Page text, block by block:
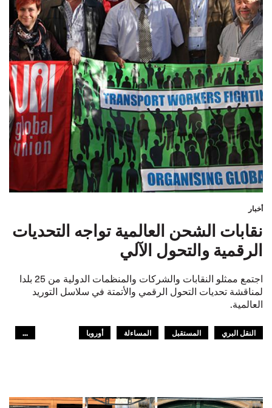
أخبار
نقابات الشحن العالمية تواجه التحديات
الرقمية والتحول الآلي
اجتمع ممثلو النقابات والشركات والمنظمات الدولية من 25 بلدا
لمناقشة تحديات التحول الرقمي والأتمتة في سلاسل التوريد
العالمية.
النقل البري المستقبل المساءلة
أوروبا
...